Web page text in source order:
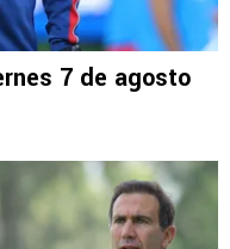
7 de agosto